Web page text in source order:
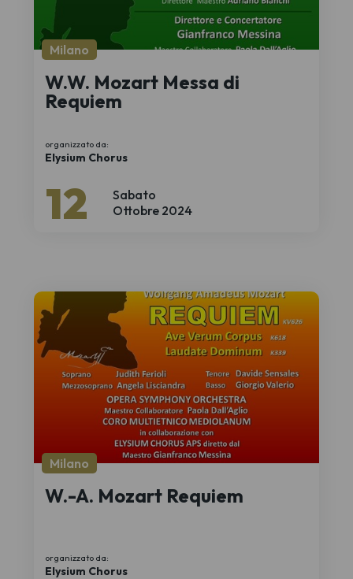
Sabato
12 Ottobre 2024
Milano
W.W. Mozart Messa di
Requiem
organizzato da:
Elysium Chorus
Milano
W.-A. Mozart Requiem
organizzato da:
Elysium Chorus